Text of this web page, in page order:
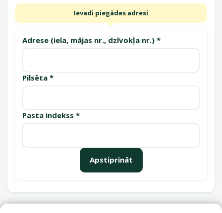
Ievadi piegādes adresi
Adrese (iela, mājas nr., dzīvokļa nr.) *
Pilsēta *
Pasta indekss *
Apstiprināt